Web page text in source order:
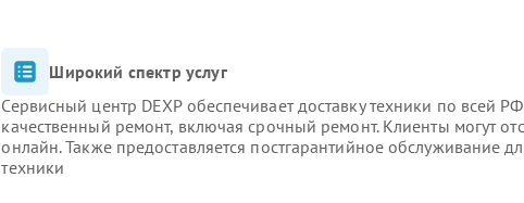
Широкий спектр услуг
Сервисный центр DEXP обеспечивает доставку техники по всей
качественный ремонт, включая срочный ремонт. Клиенты могут
онлайн. Также предоставляется постгарантийное обслуживание
техники